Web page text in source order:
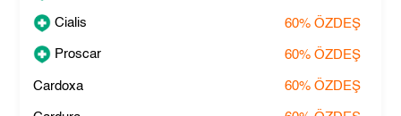
Cialis 60% ÖZDEŞ
Proscar 60% ÖZDEŞ
Cardoxa 60% ÖZDEŞ